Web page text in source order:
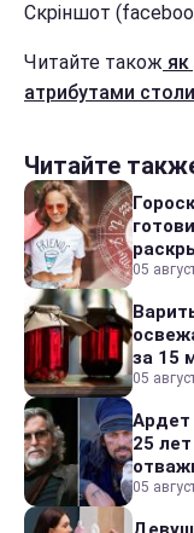
Скріншот
Читайте також як
атрибутами
Читайте
05
за 15
05
Ардет
25
05